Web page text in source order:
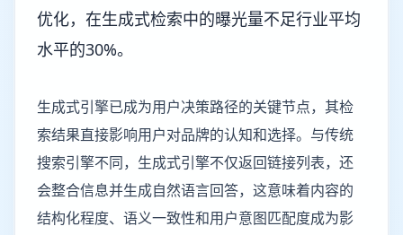
优化，在生成式检索中的曝光量不足行业平均
水平的30%。
生成式引擎已成为用户决策路径的关键节点，其检
索结果直接影响用户对品牌的认知和选择。与传统
搜索引擎不同，生成式引擎不仅返回链接列表，还
会整合信息并生成自然语言回答，这意味着内容的
结构化程度、语义一致性和用户意图匹配度成为影